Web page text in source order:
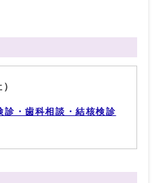
診・歯科相談・結核検診